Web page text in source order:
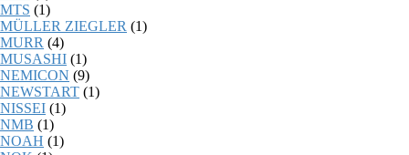
MTS (1)
MÜLLER ZIEGLER (1)
MURR (4)
MUSASHI (1)
NEMICON (9)
NEWSTART (1)
NISSEI (1)
NMB (1)
NOAH (1)